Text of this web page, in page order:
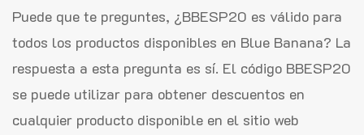
Puede que te preguntes, ¿BBESP20 es válido para
todos los productos disponibles en Blue Banana? La
respuesta a esta pregunta es sí. El código BBESP20
se puede utilizar para obtener descuentos en
cualquier producto disponible en el sitio web